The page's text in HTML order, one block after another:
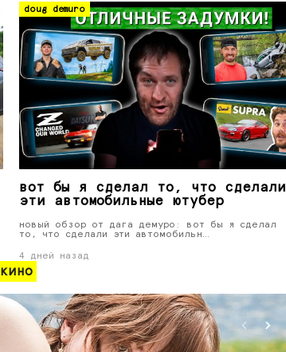
doug demuro
вот бы я сделал то, что сделали
эти автомобильные ютубер
новый обзор от дага демуро: вот бы я сделал
то, что сделали эти автомобильн…
4 дней назад
кино